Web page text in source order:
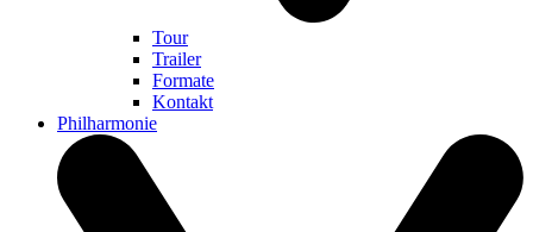
Tour
Trailer
Formate
Kontakt
Philharmonie